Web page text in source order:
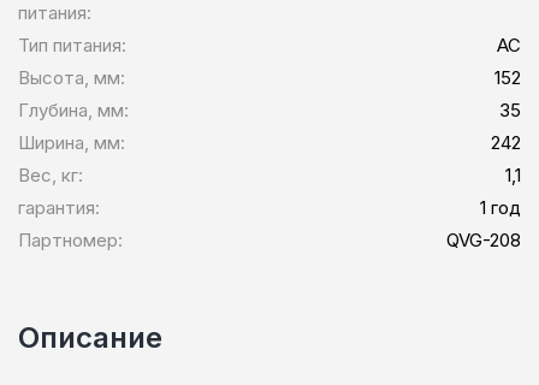
питания:
Тип питания:
AC
Высота, мм:
152
Глубина, мм:
35
Ширина, мм:
242
Вес, кг:
1,1
гарантия:
1 год
Партномер:
QVG-208
Описание